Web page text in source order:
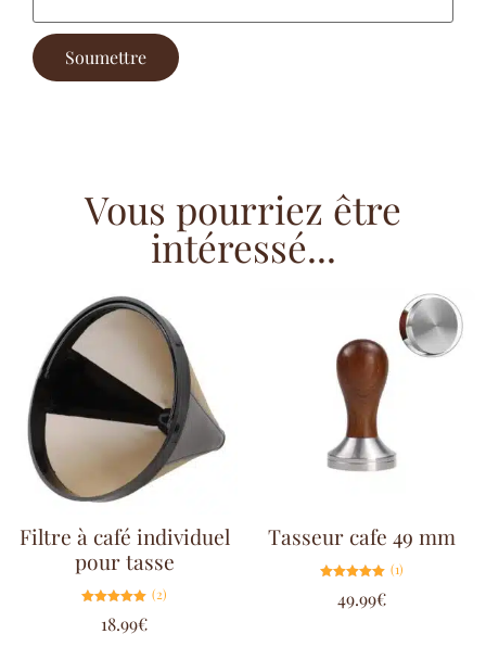
Vous pourriez être
intéressé...
Filtre à café individuel
pour tasse
5.00
sur 5
(2)
18.99€
Tasseur cafe 49 mm
5.00
sur 5
(1)
49.99€